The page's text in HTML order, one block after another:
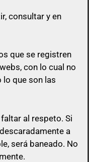
en spoiler y sólo
que otro
un comentario
post.
vale «pásame el
escuetos de
consultar y en
que se registren
con lo cual no
lo que son las
al respeto. Si
a
será baneado. No